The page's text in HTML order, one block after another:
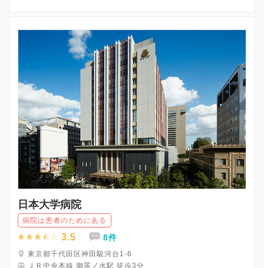
日本大学病院
病院は患者のためにある
3.5 8件
東京都千代田区神田駿河台1-6
ＪＲ中央本線 御茶ノ水駅 徒歩3分